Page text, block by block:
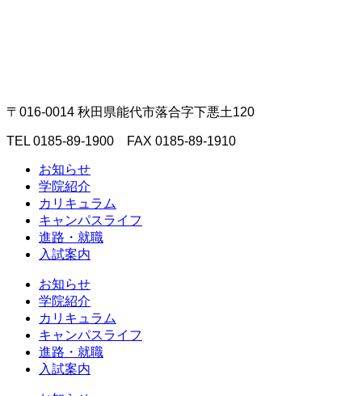
〒016-0014 秋田県能代市落合字下悪土120
TEL 0185-89-1900 FAX 0185-89-1910
お知らせ
学院紹介
カリキュラム
キャンパスライフ
進路・就職
入試案内
お知らせ
学院紹介
カリキュラム
キャンパスライフ
進路・就職
入試案内